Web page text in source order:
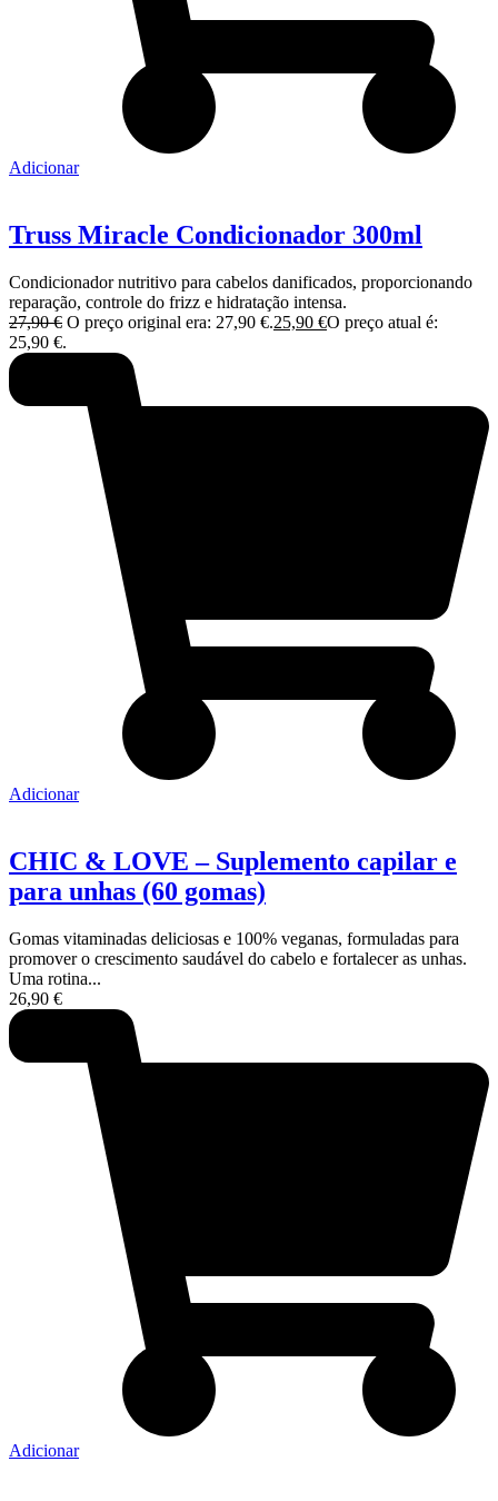
Adicionar
Truss Miracle Condicionador 300ml
Condicionador nutritivo para cabelos danificados, proporcionando
reparação, controle do frizz e hidratação intensa.
27,90€ O preço original era: 27,90 €.25,90 €O preço atual é:
25,90 €.
Adicionar
CHIC & LOVE – Suplemento capilar e
para unhas (60 gomas)
Gomas vitaminadas deliciosas e 100% veganas, formuladas para
promover o crescimento saudável do cabelo e fortalecer as unhas.
Uma rotina...
26,90 €
Adicionar